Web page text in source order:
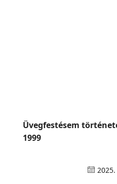
Üvegfestésem
1999